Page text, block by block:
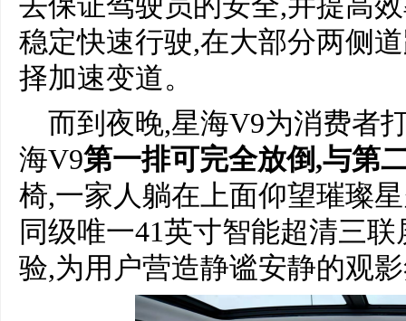
稳定快速行驶,在大部分两侧
择加速变道。
而到夜晚,星海V9为消费者
海V9第一排可完全放倒,与第
椅,一家人躺在上面仰望璀璨
同级唯一41英寸智能超清三
验,为用户营造静谧安静的观